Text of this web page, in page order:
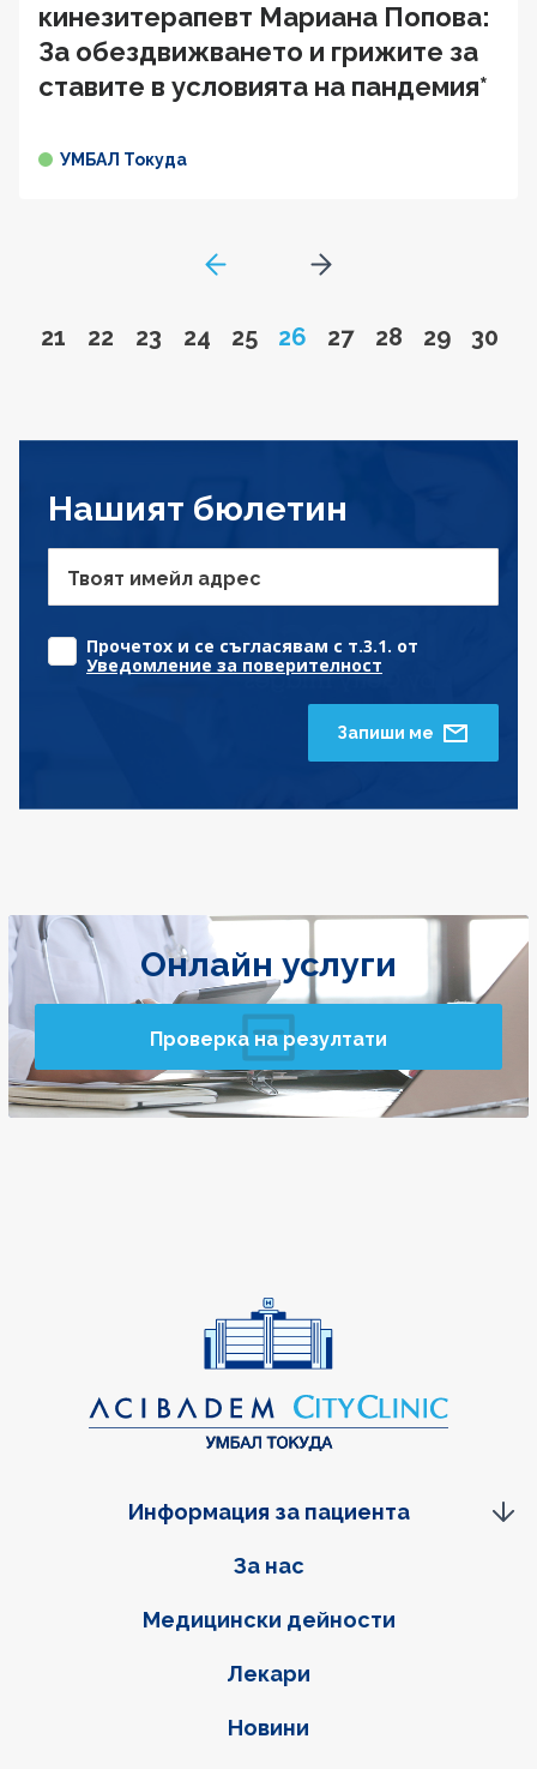
кинезитерапевт Мариана Попова:
За обездвижването и грижите за
ставите в условията на пандемия*
УМБАЛ Токуда
GoToPreviousPage
Go to page
21 Go to page
22 Go to page
23 Go to page
24 Go to page
25 Page
26 Go to page
27 Go to page
28 Go to
29 Go
30
Go to next page
Нашият бюлетин
Твоят имейл адрес
Прочетох и се съгласявам с т.3.1. от
Уведомление за поверителност
Запиши ме
Онлайн услуги
Проверка на резултати
Фуутер навигация
За нас
Медицински дейности
Лекари
Новини
Информация за пациента